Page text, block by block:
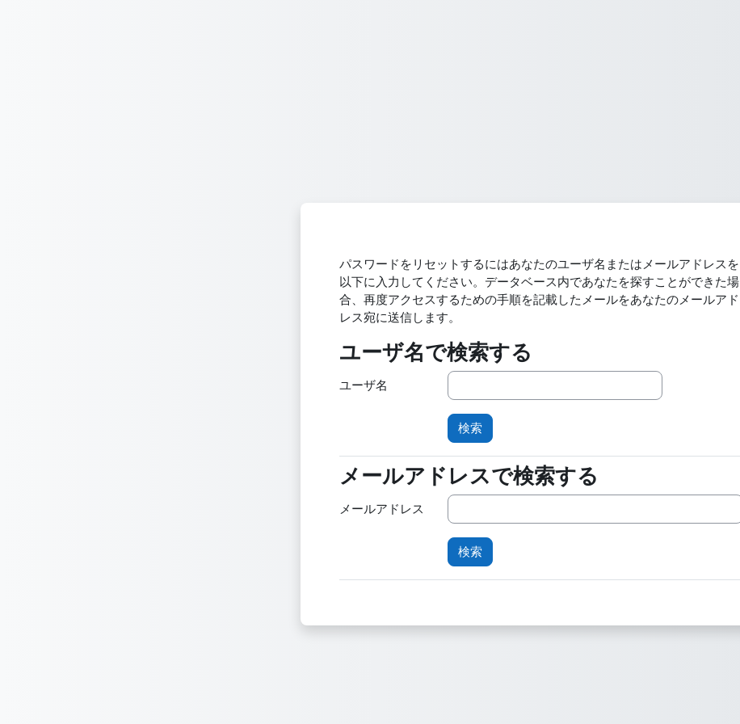
パスワードをリセットするにはあなたのユーザ名またはメールアドレスを
以下に入力してください。データベース内であなたを探すことができた場
合、再度アクセスするための手順を記載したメールをあなたのメールアド
レス宛に送信します。
ユーザ名で検索する
ユーザ名で検索する
ユーザ名
メールアドレスで検索する
メールアドレスで検索する
メールアドレス